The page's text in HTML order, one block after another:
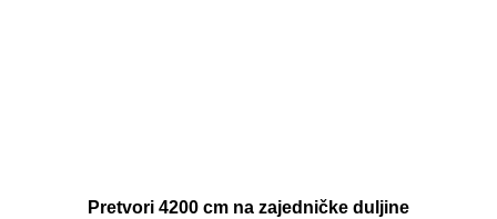
Pretvori 4200 cm na zajedničke duljine